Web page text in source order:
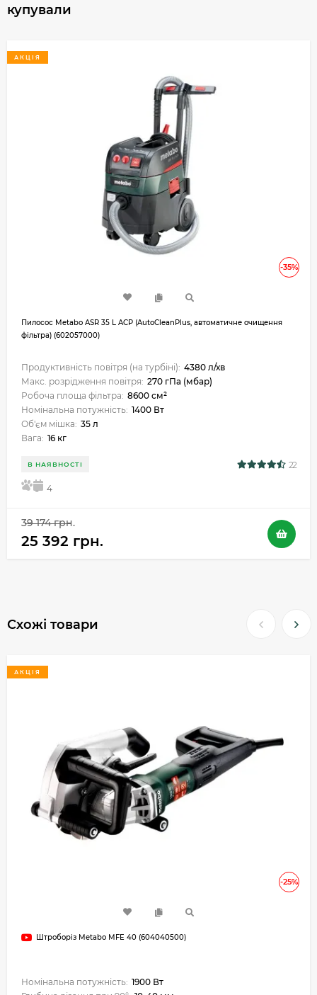
купували
-35%
АКЦІЯ
Пилосос Metabo ASR 35 L ACP (AutoCleanPlus, автоматичне очищення
фільтра) (602057000)
Продуктивність повітря (на турбіні): 4380 л/хв
Макс. розрідження повітря: 270 гПа (мбар)
Робоча площа фільтра: 8600 см²
Номінальна потужність: 1400 Вт
Об'єм мішка: 35 л
Вага: 16 кг
В НАЯВНОСТІ 22
5 4
39 174 грн.
25 392 грн.
Схожі товари
-25%
АКЦІЯ
Штроборіз Metabo MFE 40 (604040500)
Номінальна потужність: 1900 Вт